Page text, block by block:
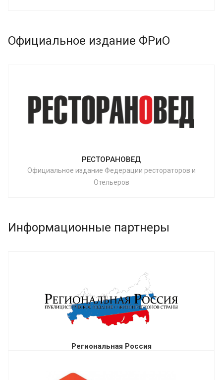
Официальное издание ФРиО
РЕСТОРАНОВЕД
Официальное издание Федерации рестораторов и
Отельеров
Информационные партнеры
Региональная Россия